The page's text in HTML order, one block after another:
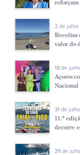
reforçam
2 de julho
Receitas
valor do
18 de
Açores
Nacional
31 de julho
11.ª
decorre
29 de